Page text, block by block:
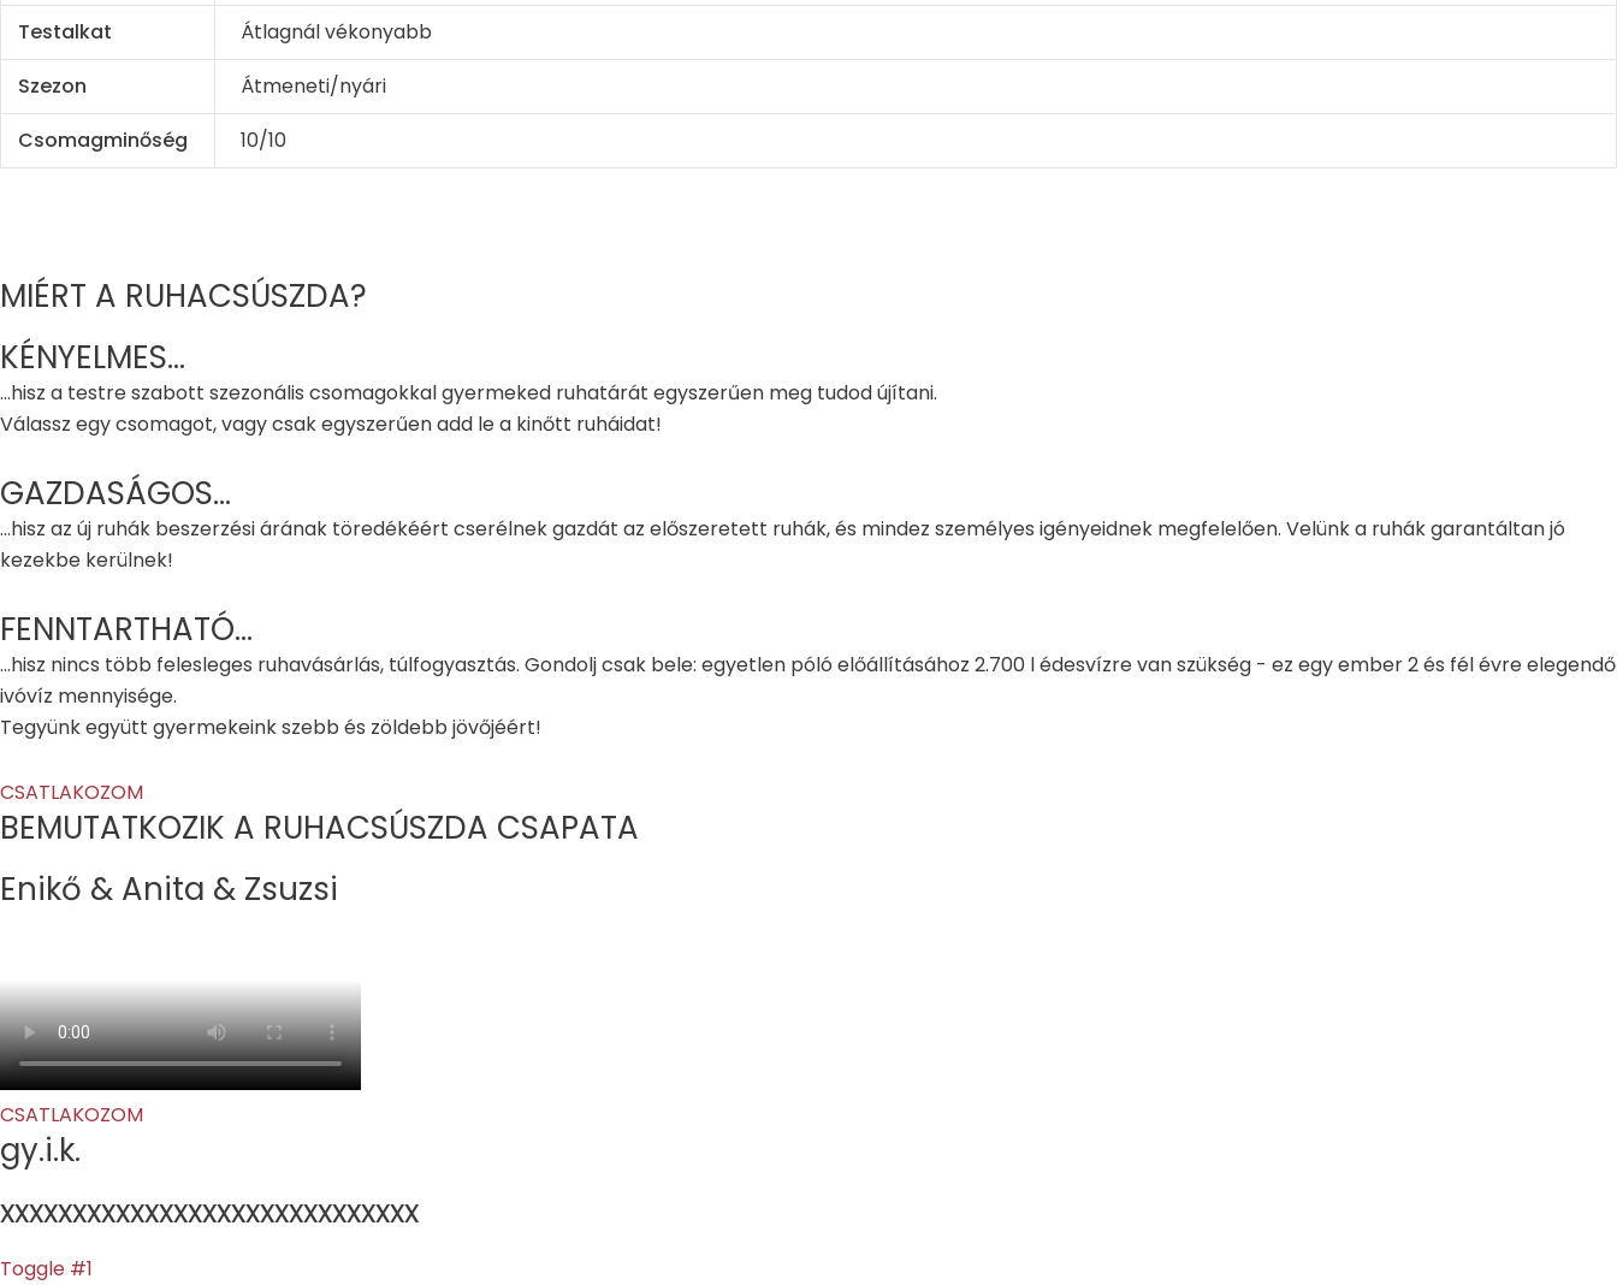
Testalkat
Átlagnál vékonyabb
Szezon
Átmeneti/nyári
Csomagminőség
10/10
MIÉRT A RUHACSÚSZDA?
KÉNYELMES...
...hisz a testre szabott szezonális csomagokkal gyermeked ruhatárát egyszerűen meg tudod újítani.
Válassz egy csomagot, vagy csak egyszerűen add le a kinőtt ruháidat!
GAZDASÁGOS...
...hisz az új ruhák beszerzési árának töredékéért cserélnek gazdát az előszeretett ruhák, és mindez személyes igényeidnek megfelelően. Velünk a ruhák garantáltan jó
kezekbe kerülnek!
FENNTARTHATÓ...
...hisz nincs több felesleges ruhavásárlás, túlfogyasztás. Gondolj csak bele: egyetlen póló előállításához 2.700 l édesvízre van szükség - ez egy ember 2 és fél évre elegendő
ivóvíz mennyisége.
Tegyünk együtt gyermekeink szebb és zöldebb jövőjéért!
CSATLAKOZOM
BEMUTATKOZIK A RUHACSÚSZDA CSAPATA​
Enikő & Anita & Zsuzsi
CSATLAKOZOM
gy.i.k.
xxxxxxxxxxxxxxxxxxxxxxxxxxxxx
Toggle #1